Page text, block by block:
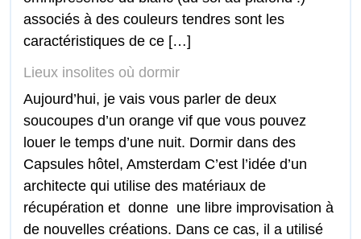
associés à des couleurs tendres sont les
caractéristiques de ce […]
Lieux insolites où dormir
Aujourd’hui, je vais vous parler de deux
soucoupes d’un orange vif que vous pouvez
louer le temps d’une nuit. Dormir dans des
Capsules hôtel, Amsterdam C’est l’idée d’un
architecte qui utilise des matériaux de
récupération et donne une libre improvisation à
de nouvelles créations. Dans ce cas, il a utilisé